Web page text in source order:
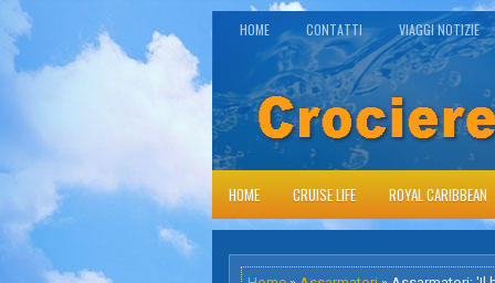
HOME CONTATTI VIAGGI NOTIZIE
HOME CRUISE LIFE ROYAL CARIBBEAN